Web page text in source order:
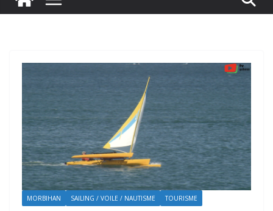
MORBIHAN SAILING / VOILE / NAUTISME TOURISME